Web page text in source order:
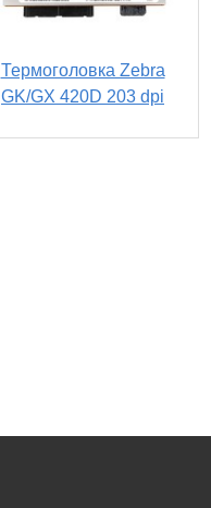
Термоголовка Zebra
GK/GX 420D 203 dpi